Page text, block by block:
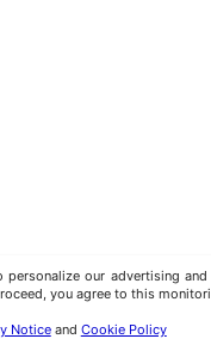
personalize our advertising
you agree to this
Noticeand Cookie Policy